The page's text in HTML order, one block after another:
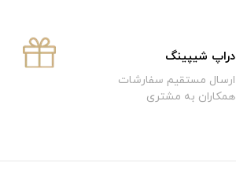
دراپ شیپینگ
ارسال مستقیم سفارشات
همکاران به مشتری